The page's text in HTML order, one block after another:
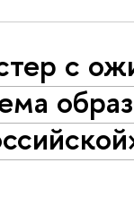
с